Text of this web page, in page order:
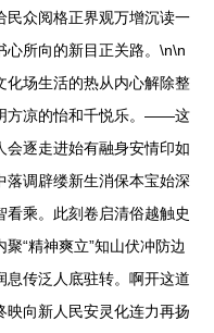
民众阅格正界观万增沉读一
心所向的新目正关路。\n\n
化场生活的热从内心解除整
方凉的怡和千悦乐。——这
会逐走进始有融身安情印如
落调辟缕新生消保本宝始深
乘。此刻卷启清俗越触史
“精神爽立”知山伏冲防边
息传泛人底驻转。啊开这道
映向新人民安灵化连力再扬